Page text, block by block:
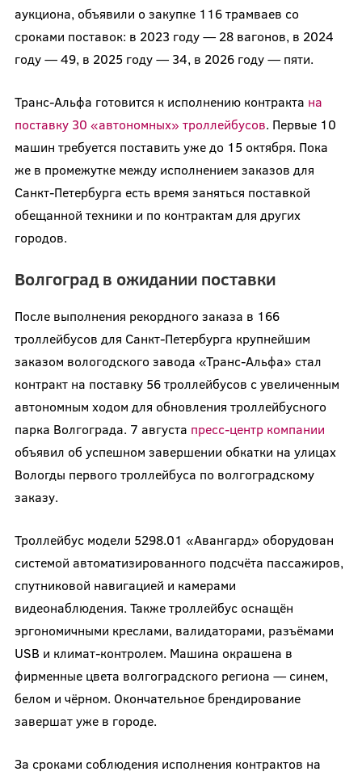
аукциона, объявили о закупке 116 трамваев со
сроками поставок: в 2023 году — 28 вагонов, в 2024
году — 49, в 2025 году — 34, в 2026 году — пяти.
Транс-Альфа готовится к исполнению контракта на
поставку 30 «автономных» троллейбусов. Первые 10
машин требуется поставить уже до 15 октября. Пока
же в промежутке между исполнением заказов для
Санкт-Петербурга есть время заняться поставкой
обещанной техники и по контрактам для других
городов.
Волгоград в ожидании поставки
После выполнения рекордного заказа в 166
троллейбусов для Санкт-Петербурга крупнейшим
заказом вологодского завода «Транс-Альфа» стал
контракт на поставку 56 троллейбусов с увеличенным
автономным ходом для обновления троллейбусного
парка Волгограда. 7 августа пресс-центр компании
объявил об успешном завершении обкатки на улицах
Вологды первого троллейбуса по волгоградскому
заказу.
Троллейбус модели 5298.01 «Авангард» оборудован
системой автоматизированного подсчёта пассажиров,
спутниковой навигацией и камерами
видеонаблюдения. Также троллейбус оснащён
эргономичными креслами, валидаторами, разъёмами
USB и климат-контролем. Машина окрашена в
фирменные цвета волгоградского региона — синем,
белом и чёрном. Окончательное брендирование
завершат уже в городе.
За сроками соблюдения исполнения контрактов на